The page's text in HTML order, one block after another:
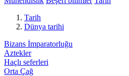
Tarih
Dünya tarihi
Bizans İmparatorluğu
Aztekler
Haçlı seferleri
Orta Çağ